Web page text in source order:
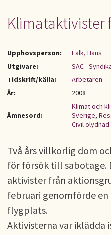
Klimataktivister
Upphovsperson:
Falk, Hans
Utgivare:
SAC -
Tidskrift/källa:
Arbetaren
År:
2008
Ämnesord:
Klimat och
Sverige,
Civil olydnad
Två års villkorlig dom
för försök till sabotage.
aktivister från
februari genomförde
flygplats.
Aktivisterna var iklädda